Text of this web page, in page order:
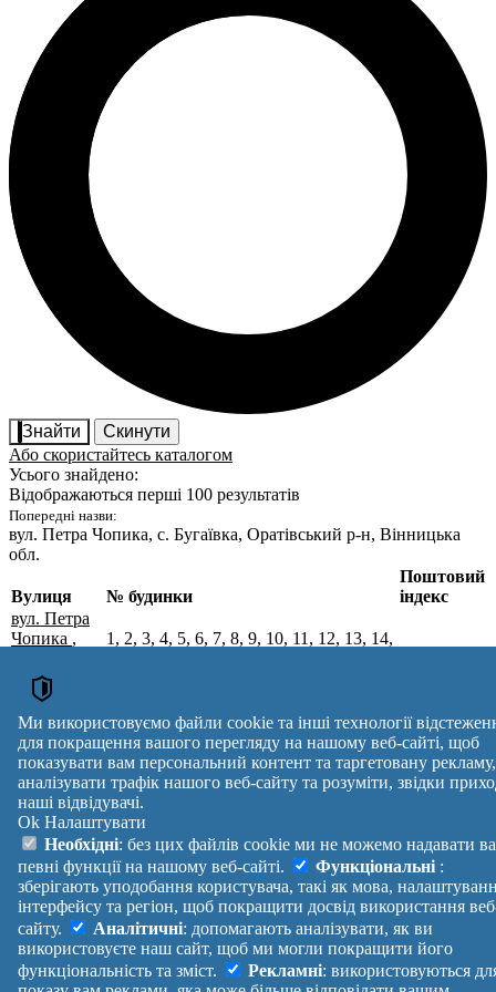
Знайти
Скинути
Або скористайтесь каталогом
Усього знайдено:
Відображаються перші 100 результатів
Попередні назви:
вул. Петра Чопика, с. Бугаївка, Оратівський р-н, Вінницька
обл.
Поштові індекси України. Оновлено : 27-07-2026.
Вулиця № будинки
Поштовий
індекс
вул. Петра
Чопика ,
Вінницький
р-н,
Вінницька
обл.
1, 2, 3, 4, 5, 6, 7, 8, 9, 10, 11, 12, 13, 14,
48, 49
Вулиця № будинків
Індекс
reklama
Правила
Допомога
Платні
послуги
Політика
конфіденційності
Маніфест
Про проект
Зворотній
зв'язок
Україна
Увійти|
Вихід
Ми використовуємо файли cookie та інші технології
для покращення вашого перегляду на нашому веб-сайті, щоб
показувати вам персональний контент та таргетовану рекламу,
аналізувати трафік нашого веб-сайту та розуміти, звідки
наші відвідувачі.
Ok Налаштувати
Необхідні: без цих файлів cookie ми не можемо надавати
певні функції на нашому веб-сайті.
Функціональні :
зберігають уподобання користувача, такі як мова,
інтерфейсу та регіон, щоб покращити досвід використання
сайту.
Аналітичні: допомагають аналізувати, як ви
використовуєте наш сайт, щоб ми могли покращити його
функціональність та зміст.
Рекламні: використовуються